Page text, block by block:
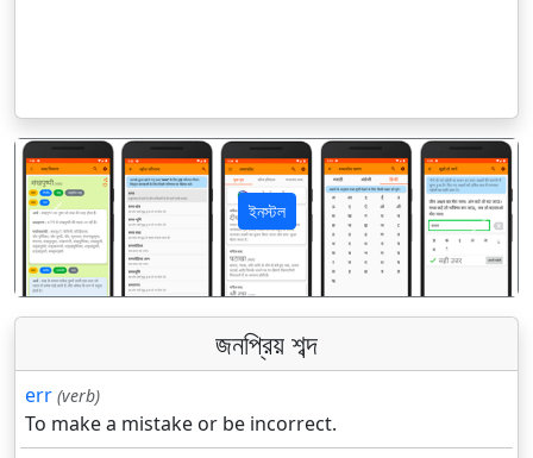
ইনস্টল
पिछला अगला
জনপ্রিয় শব্দ
err (verb)
To make a mistake or be incorrect.